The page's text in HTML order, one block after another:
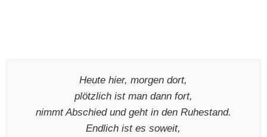
Heute hier, morgen dort,
plötzlich ist man dann fort,
nimmt Abschied und geht in den Ruhestand.
Endlich ist es soweit,